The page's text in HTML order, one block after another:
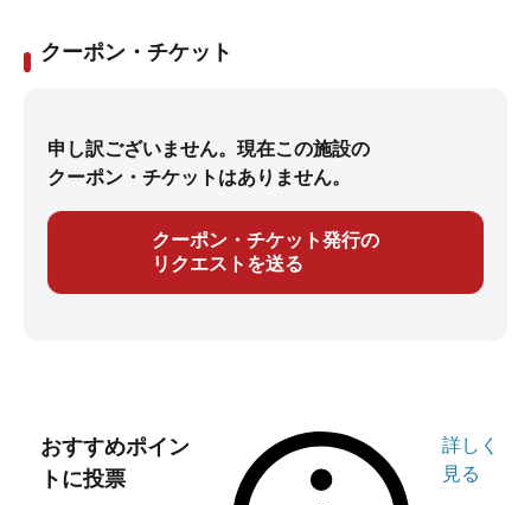
クーポン・チケット
申し訳ございません。現在この施設の
クーポン・チケットはありません。
クーポン・チケット発行の
リクエストを送る
おすすめポイン
トに投票
詳しく
見る